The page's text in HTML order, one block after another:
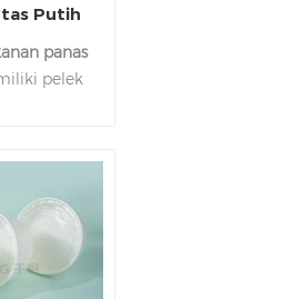
Putih
Tutup
panas
pelek
pas.
untuk
saja
gratis.